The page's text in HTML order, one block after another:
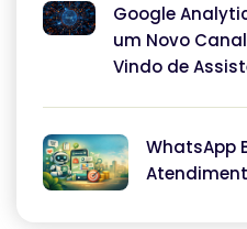
Google
um Novo
Vindo de
WhatsApp